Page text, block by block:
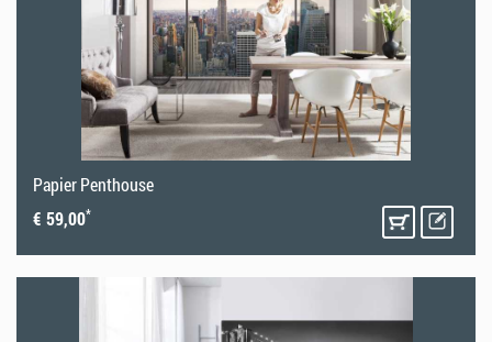
Papier Penthouse
€ 59,00*